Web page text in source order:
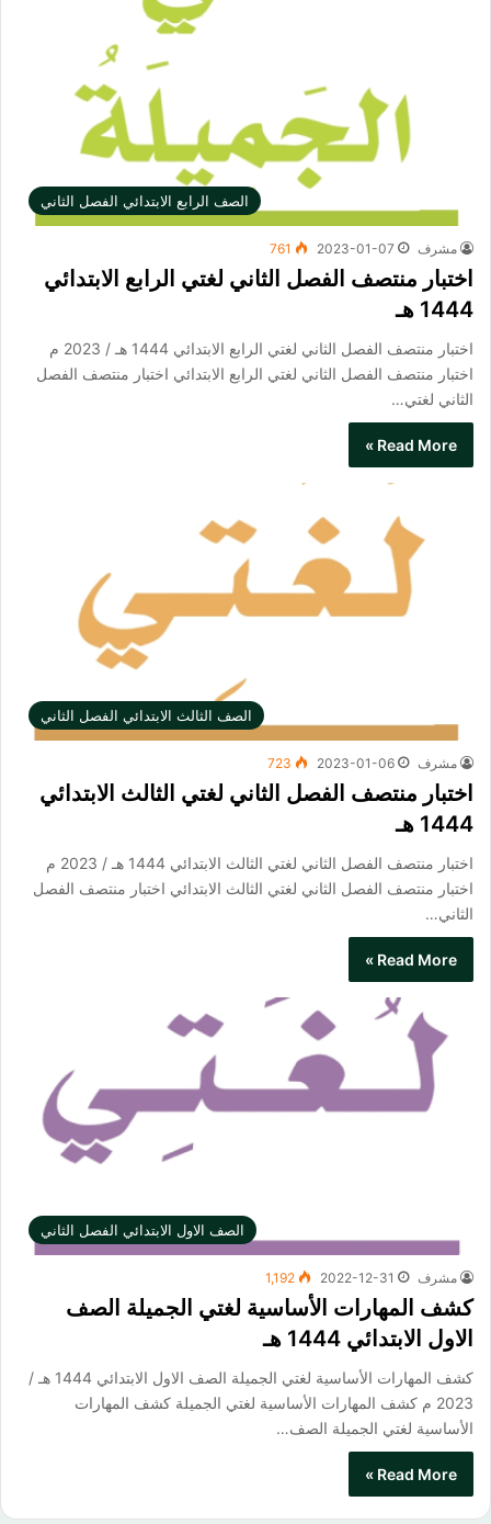
الصف الرابع الابتدائي الفصل الثاني
مشرف 2023-01-07
761
اختبار منتصف الفصل الثاني لغتي الرابع الابتدائي
1444 هـ
اختبار منتصف الفصل الثاني لغتي الرابع الابتدائي 1444 هـ / 2023 م
اختبار منتصف الفصل الثاني لغتي الرابع الابتدائي اختبار منتصف الفصل
الثاني لغتي…
Read More »
الصف الثالث الابتدائي الفصل الثاني
مشرف 2023-01-06
723
اختبار منتصف الفصل الثاني لغتي الثالث الابتدائي
1444 هـ
اختبار منتصف الفصل الثاني لغتي الثالث الابتدائي 1444 هـ / 2023 م
اختبار منتصف الفصل الثاني لغتي الثالث الابتدائي​ اختبار منتصف الفصل
الثاني…
Read More »
الصف الاول الابتدائي الفصل الثاني
مشرف 2022-12-31
1,192
كشف المهارات الأساسية لغتي الجميلة الصف
الاول الابتدائي 1444 هـ
كشف المهارات الأساسية لغتي الجميلة الصف الاول الابتدائي 1444 هـ /
2023 م كشف المهارات الأساسية لغتي الجميلة​ كشف المهارات
الأساسية لغتي الجميلة الصف…
Read More »